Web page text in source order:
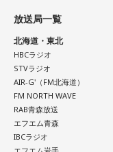
【7位】乙女座（おと
将来のご自身をイメ
を明確にイメージし
のかも明確になり、
【8位】蟹座（かに座）
ケ・サンタマリアさ
んは悪者！？笑など
ラストではもしかし
わりました。
ただ…、次のエピソ
前回の内容を忘れか
忘れているというか
放送局一覧
北海道・東北
HBCラジオ
STVラジオ
AIR-G'（FM北海道）
FM NORTH WAVE
RAB青森放送
エフエム青森
IBCラジオ